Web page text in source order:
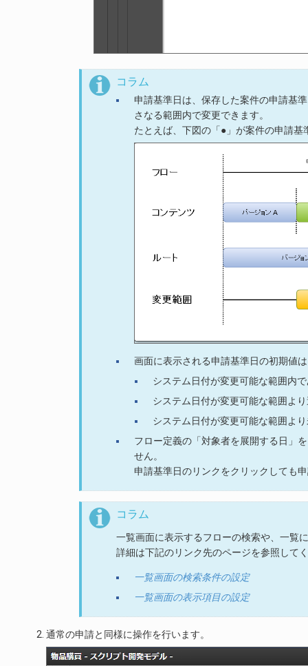
コラム
申請基準日は、保存した案件の申請基
さなる範囲内で変更できます。
たとえば、下図の「●」が案件の申請
画面に表示される申請基準日の初期値
システム日付が変更可能な範囲内
システム日付が変更可能な範囲よ
システム日付が変更可能な範囲よ
フロー定義の「対象者を展開する日」
せん。
申請基準日のリンクをクリックしても
コラム
一覧画面に表示するフローの検索や、一覧
詳細は下記のリンク先のページを参照して
一覧画面の検索条件の設定
一覧画面の表示項目の設定
通常の申請と同様に操作を行います。